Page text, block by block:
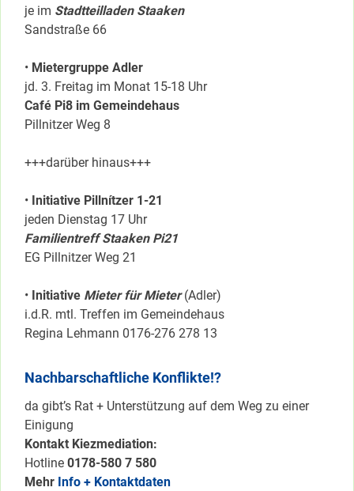
je im Stadtteilladen Staaken
Sandstraße 66
• Mietergruppe Adler
jd. 3. Freitag im Monat 15-18 Uhr
Café Pi8 im Gemeindehaus
Pillnitzer Weg 8
+++darüber hinaus+++
• Initiative Pillnítzer 1-21
jeden Dienstag 17 Uhr
Familientreff Staaken Pi21
EG Pillnitzer Weg 21
• Initiative Mieter für Mieter(Adler)
i.d.R. mtl. Treffen im Gemeindehaus
Regina Lehmann 0176-276 278 13
Nachbarschaftliche Konflikte!?
da gibt’s Rat + Unterstützung auf dem Weg zu einer
Einigung
Kontakt Kiezmediation:
Hotline 0178-580 7 580
Mehr Info + Kontaktdaten